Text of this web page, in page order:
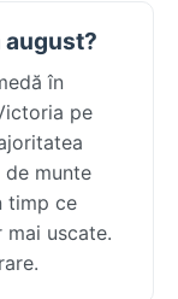
august?
în
pe
de munte
timp ce
uscate.